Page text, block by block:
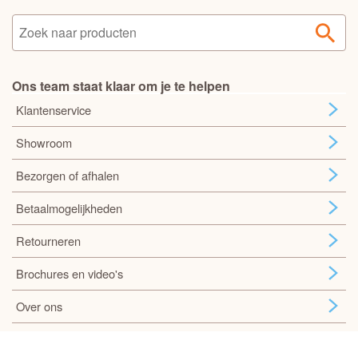
Ons team staat klaar om je te helpen
Klantenservice
Showroom
Bezorgen of afhalen
Betaalmogelijkheden
Retourneren
Brochures en video's
Over ons